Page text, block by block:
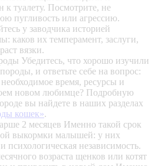
туалету. Посмотрите, не
пугливость или агрессию.
у заводчика историей
каков их темперамент, заслуги,
вязки.
Убедитесь, что хорошо изучили
и ответьте себе на вопрос:
время, ресурсы и
новом любимце? Подробную
вы найдете в наших разделах
кошек».
2 месяцев Именно такой срок
выкормки малышей: у них
психологическая независимость.
возраста щенков или котят